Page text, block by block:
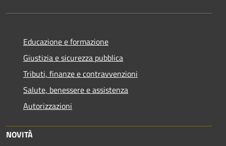
Educazione e formazione
Giustizia e sicurezza pubblica
Tributi, finanze e contravvenzioni
Salute, benessere e assistenza
Autorizzazioni
NOVITÀ